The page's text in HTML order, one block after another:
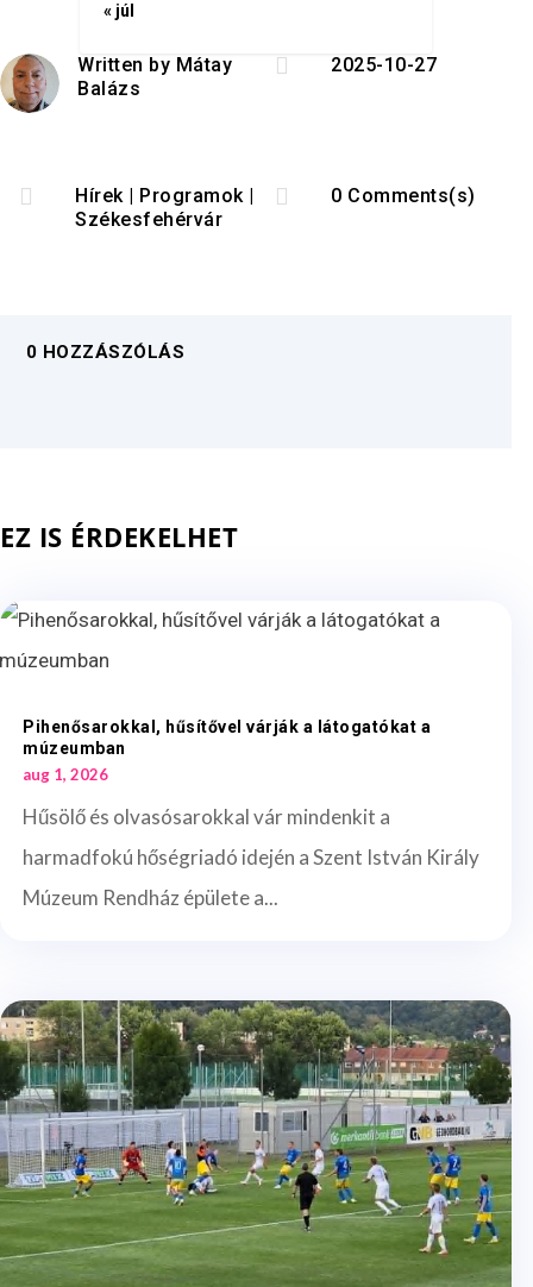
« júl
Written by Mátay
Balázs
 2025-10-27
 Hírek| Programok|
Székesfehérvár
 0 Comments(s)
0 HOZZÁSZÓLÁS
EZ IS ÉRDEKELHET
Pihenősarokkal, hűsítővel várják a látogatókat a
múzeumban
aug 1, 2026
Hűsölő és olvasósarokkal vár mindenkit a
harmadfokú hőségriadó idején a Szent István Király
Múzeum Rendház épülete a...